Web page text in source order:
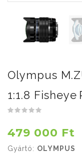
Olympus
1:1.8
479 000 Ft
Gyártó: OLYMPUS